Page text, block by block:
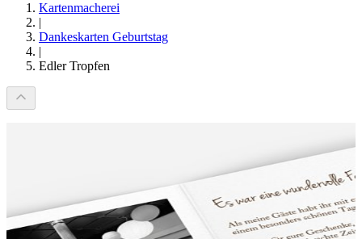
Kartenmacherei
|
Dankeskarten Geburtstag
|
Edler Tropfen